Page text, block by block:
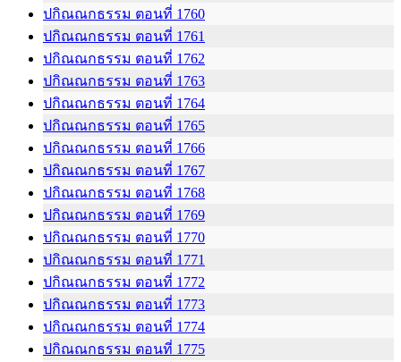
ปกิณณกธรรม ตอนที่ 1760
ปกิณณกธรรม ตอนที่ 1761
ปกิณณกธรรม ตอนที่ 1762
ปกิณณกธรรม ตอนที่ 1763
ปกิณณกธรรม ตอนที่ 1764
ปกิณณกธรรม ตอนที่ 1765
ปกิณณกธรรม ตอนที่ 1766
ปกิณณกธรรม ตอนที่ 1767
ปกิณณกธรรม ตอนที่ 1768
ปกิณณกธรรม ตอนที่ 1769
ปกิณณกธรรม ตอนที่ 1770
ปกิณณกธรรม ตอนที่ 1771
ปกิณณกธรรม ตอนที่ 1772
ปกิณณกธรรม ตอนที่ 1773
ปกิณณกธรรม ตอนที่ 1774
ปกิณณกธรรม ตอนที่ 1775